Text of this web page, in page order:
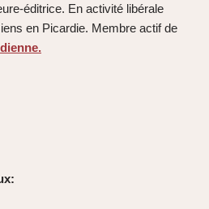
éditrice. En activité libérale
en Picardie. Membre actif de